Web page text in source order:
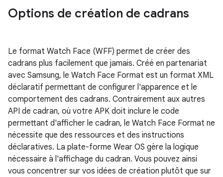
Options de création de cadrans
Le format Watch Face (WFF) permet de créer des
cadrans plus facilement que jamais. Créé en partenariat
avec Samsung, le Watch Face Format est un format XML
déclaratif permettant de configurer l'apparence et le
comportement des cadrans. Contrairement aux autres
API de cadran, où votre APK doit inclure le code
permettant d'afficher le cadran, le Watch Face Format ne
nécessite que des ressources et des instructions
déclaratives. La plate-forme Wear OS gère la logique
nécessaire à l'affichage du cadran. Vous pouvez ainsi
vous concentrer sur vos idées de création plutôt que sur